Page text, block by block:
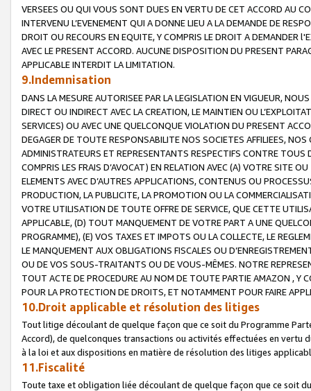
VERSEES OU QUI VOUS SONT DUES EN VERTU DE CET ACCORD AU
INTERVENU L’EVENEMENT QUI A DONNE LIEU A LA DEMANDE DE
DROIT OU RECOURS EN EQUITE, Y COMPRIS LE DROIT A DEMANDER
AVEC LE PRESENT ACCORD. AUCUNE DISPOSITION DU PRESENT
APPLICABLE INTERDIT LA LIMITATION.
9.Indemnisation
DANS LA MESURE AUTORISEE PAR LA LEGISLATION EN VIGUEUR,
DIRECT OU INDIRECT AVEC LA CREATION, LE MAINTIEN OU
SERVICES) OU AVEC UNE QUELCONQUE VIOLATION DU PRESENT
DEGAGER DE TOUTE RESPONSABILITE NOS SOCIETES AFFILIEES,
ADMINISTRATEURS ET REPRESENTANTS RESPECTIFS CONTRE
COMPRIS LES FRAIS D’AVOCAT) EN RELATION AVEC (A) VOTRE SITE
ELEMENTS AVEC D’AUTRES APPLICATIONS, CONTENUS OU
PRODUCTION, LA PUBLICITE, LA PROMOTION OU LA
VOTRE UTILISATION DE TOUTE OFFRE DE SERVICE, QUE CETTE
APPLICABLE, (D) TOUT MANQUEMENT DE VOTRE PART A UNE
PROGRAMME), (E) VOS TAXES ET IMPOTS OU LA COLLECTE, LE
LE MANQUEMENT AUX OBLIGATIONS FISCALES OU
OU DE VOS SOUS-TRAITANTS OU DE VOUS-MÊMES. NOTRE
TOUT ACTE DE PROCEDURE AU NOM DE TOUTE PARTIE AMAZON , Y
POUR LA PROTECTION DE DROITS, ET NOTAMMENT POUR FAIRE
10.Droit applicable et résolution des litiges
Tout litige découlant de quelque façon que ce soit du Programme
Accord), de quelconques transactions ou activités effectuées en vertu
à la loi et aux dispositions en matière de résolution des litiges
11.Fiscalité
Toute taxe et obligation liée découlant de quelque façon que ce soit